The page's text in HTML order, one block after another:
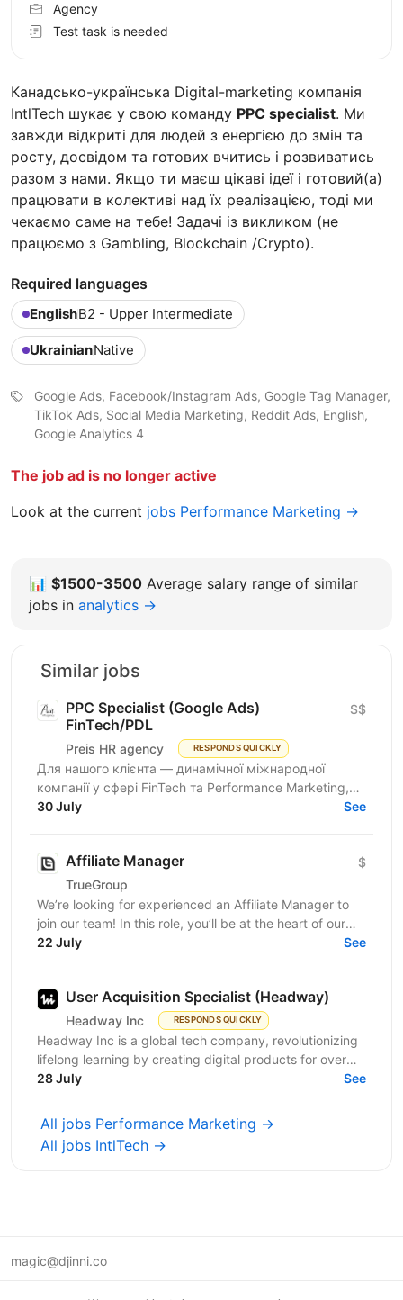
Канадсько-українська Digital-marketing компанія
IntlTech шукає у свою команду PPC specialist. Ми
завжди відкриті для людей з енергією до змін та
росту, досвідом та готових вчитись і розвиватись
разом з нами. Якщо ти маєш цікаві ідеї і готовий(а)
працювати в колективі над їх реалізацією, тоді ми
чекаємо саме на тебе! Задачі із викликом (не
працюємо з Gambling, Blockchain /Crypto).
Required languages
EnglishB2 - Upper Intermediate
UkrainianNative
Google Ads, Facebook/Instagram Ads, Google Tag Manager,
TikTok Ads, Social Media Marketing, Reddit Ads, English,
Google Analytics 4
The job ad is no longer active
Look at the current jobs Performance Marketing →
Agency
Test task is needed
📊 $1500-3500 Average salary range of similar
jobs in analytics →
Similar jobs
PPC Specialist (Google Ads)
FinTech/PDL
Preis HR agency RESPONDS QUICKLY
$$
Для нашого клієнта — динамічної міжнародної
компанії у сфері FinTech та Performance Marketing,
що успішно масштабується на світових ринках та
30 July See
Affiliate Manager
TrueGroup
$
We’re looking for experienced an Affiliate Manager to
join our team! In this role, you’ll be at the heart of our
partner program, building relationships and...
22 July See
User Acquisition Specialist (Headway)
Headway Inc RESPONDS QUICKLY
Headway Inc is a global tech company, revolutionizing
lifelong learning by creating digital products for over
170 million users worldwide. Our mission is to...
28 July See
All jobs Performance Marketing →
All jobs IntlTech →
magic@djinni.co